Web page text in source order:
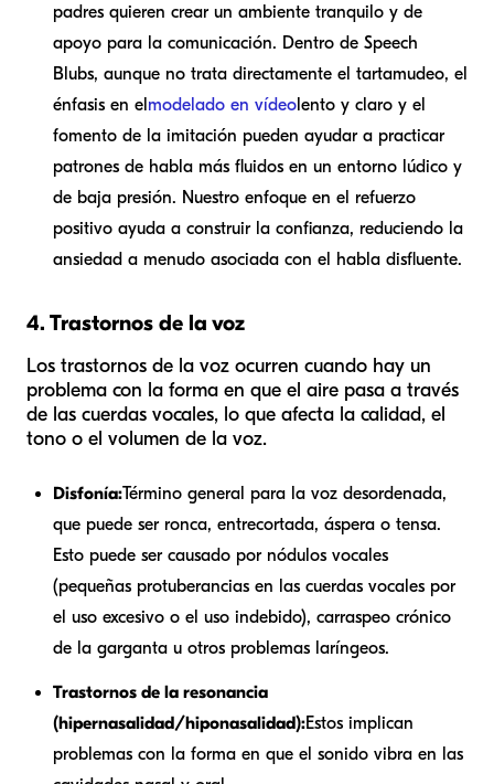
padres quieren crear un ambiente tranquilo y de
apoyo para la comunicación. Dentro de Speech
Blubs, aunque no trata directamente el tartamudeo, el
énfasis en el modelado en vídeo lento y claro y el
fomento de la imitación pueden ayudar a practicar
patrones de habla más fluidos en un entorno lúdico y
de baja presión. Nuestro enfoque en el refuerzo
positivo ayuda a construir la confianza, reduciendo la
ansiedad a menudo asociada con el habla disfluente.
4. Trastornos de la voz
Los trastornos de la voz ocurren cuando hay un
problema con la forma en que el aire pasa a través
de las cuerdas vocales, lo que afecta la calidad, el
tono o el volumen de la voz.
Disfonía:Término general para la voz desordenada,
que puede ser ronca, entrecortada, áspera o tensa.
Esto puede ser causado por nódulos vocales
(pequeñas protuberancias en las cuerdas vocales por
el uso excesivo o el uso indebido), carraspeo crónico
de la garganta u otros problemas laríngeos.
Trastornos de la resonancia
(hipernasalidad/hiponasalidad):Estos implican
problemas con la forma en que el sonido vibra en las